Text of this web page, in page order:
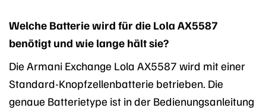
Welche Batterie wird für die Lola AX5587
benötigt und wie lange hält sie?
Die Armani Exchange Lola AX5587 wird mit einer
Standard-Knopfzellenbatterie betrieben. Die
genaue Batterietype ist in der Bedienungsanleitung